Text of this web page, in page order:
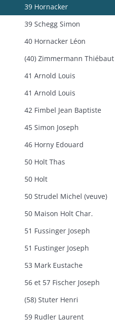
39 Hornacker
39 Schegg Simon
40 Hornacker Léon
(40) Zimmermann Thiébaut
41 Arnold Louis
41 Arnold Louis
42 Fimbel Jean Baptiste
45 Simon Joseph
46 Horny Edouard
50 Holt Thas
50 Holt
50 Strudel Michel (veuve)
50 Maison Holt Char.
51 Fussinger Joseph
51 Fustinger Joseph
53 Mark Eustache
56 et 57 Fischer Joseph
(58) Stuter Henri
59 Rudler Laurent